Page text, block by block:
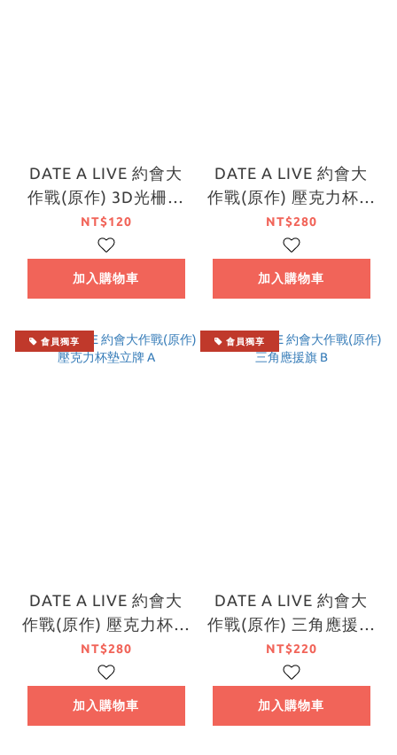
DATE A LIVE 約會大
作戰(原作) 3D光柵胸
章 B
NT$120
加入購物車
DATE A LIVE 約會大
作戰(原作) 壓克力杯墊
立牌 B
NT$280
加入購物車
會員獨享
DATE A LIVE 約會大
作戰(原作) 壓克力杯墊
立牌 A
NT$280
加入購物車
會員獨享
DATE A LIVE 約會大
作戰(原作) 三角應援旗
B
NT$220
加入購物車